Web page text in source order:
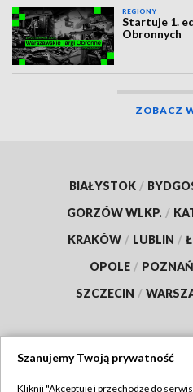
REGIONY
Startuje 1.
Obronnych
ZOBACZ
BIAŁYSTOK /
GORZÓW WLKP. /
KRAKÓW / LUBLIN /
OPOLE / POZNAŃ
SZCZECIN /
Szanujemy Twoją prywatność
Kliknij "Akceptuję i przechodzę do